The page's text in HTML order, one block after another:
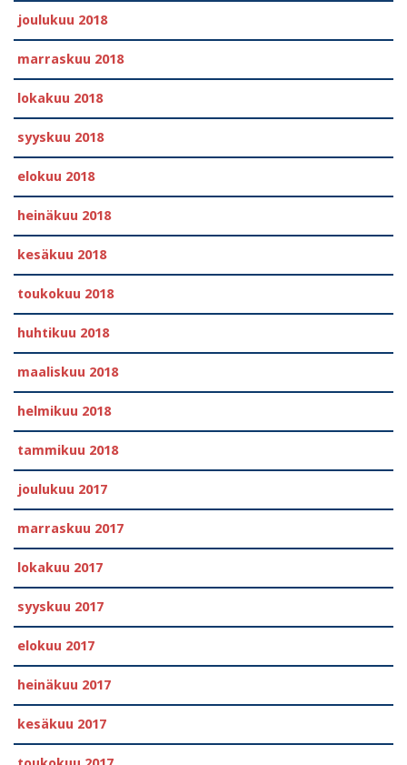
joulukuu 2018
marraskuu 2018
lokakuu 2018
syyskuu 2018
elokuu 2018
heinäkuu 2018
kesäkuu 2018
toukokuu 2018
huhtikuu 2018
maaliskuu 2018
helmikuu 2018
tammikuu 2018
joulukuu 2017
marraskuu 2017
lokakuu 2017
syyskuu 2017
elokuu 2017
heinäkuu 2017
kesäkuu 2017